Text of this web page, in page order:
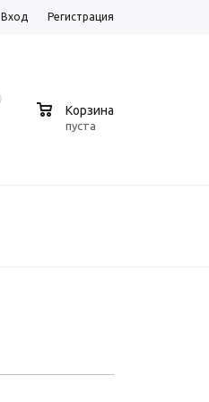
Вход Регистрация
Корзина
пуста